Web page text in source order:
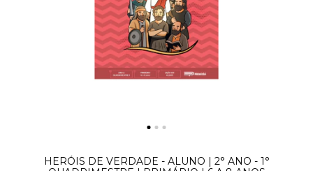
HERÓIS DE VERDADE - ALUNO | 2° ANO - 1°